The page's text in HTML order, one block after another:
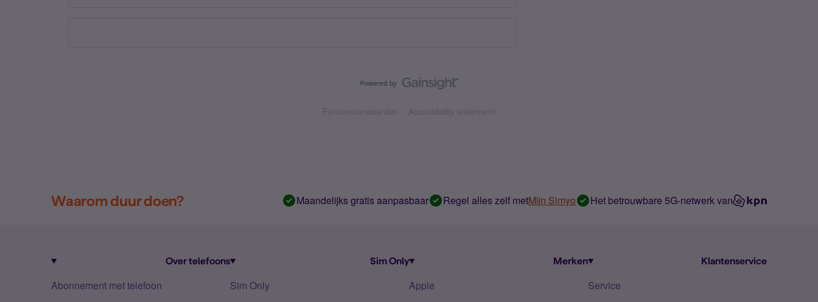
Forumvoorwaarden Accessibility statement
Waarom duur doen? Maandelijks gratis aanpasbaar Regel alles zelf metMijn Simyo Het betrouwbare 5G-netwerk van
Over telefoons
Abonnement met telefoon
Sim Only
Sim Only
Merken
Apple
Klantenservice
Service